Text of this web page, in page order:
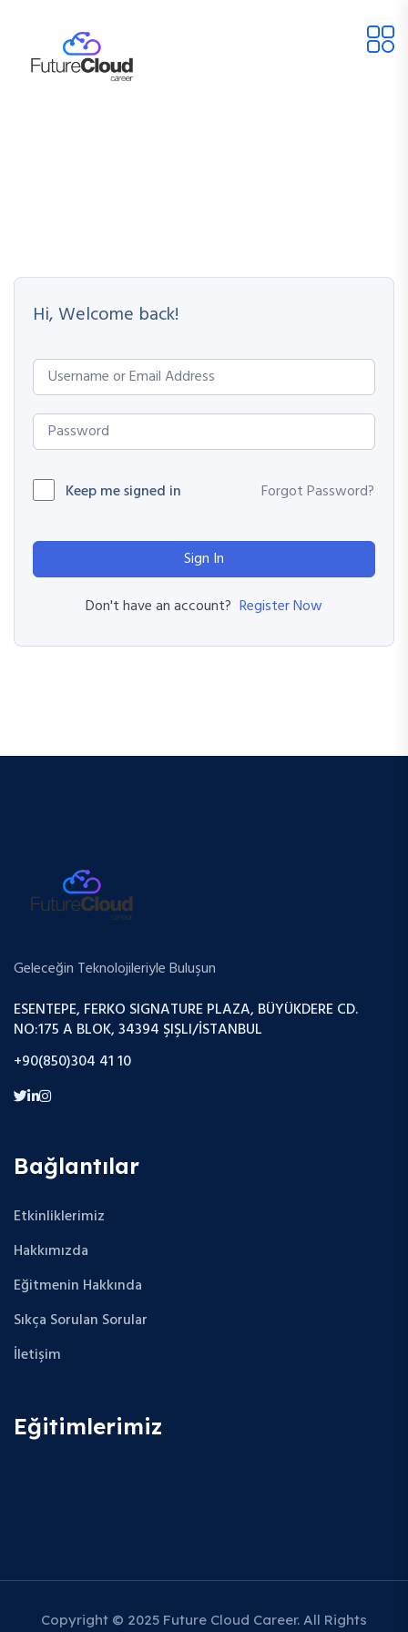
Hi, Welcome back!
Keep me signed in Forgot Password?
Sign In
Don't have an account? Register Now
Geleceğin Teknolojileriyle Buluşun
ESENTEPE, FERKO SIGNATURE PLAZA, BÜYÜKDERE CD.
NO:175 A BLOK, 34394 ŞIŞLI/İSTANBUL
+90(850)304 41 10
Bağlantılar
Etkinliklerimiz
Hakkımızda
Eğitmenin Hakkında
Sıkça Sorulan Sorular
İletişim
Eğitimlerimiz
Copyright © 2025 Future Cloud Career. All Rights